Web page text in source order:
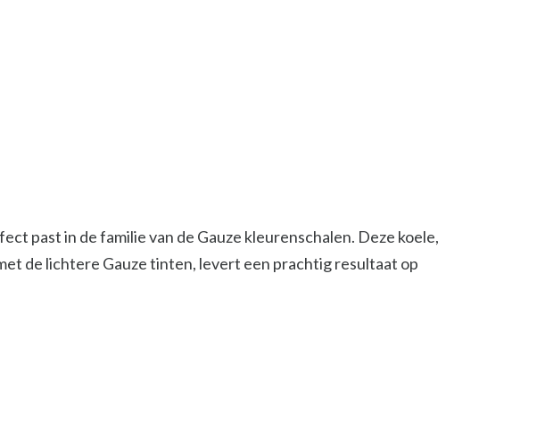
past in de familie van de Gauze kleurenschalen. Deze koele,
de lichtere Gauze tinten, levert een prachtig resultaat op